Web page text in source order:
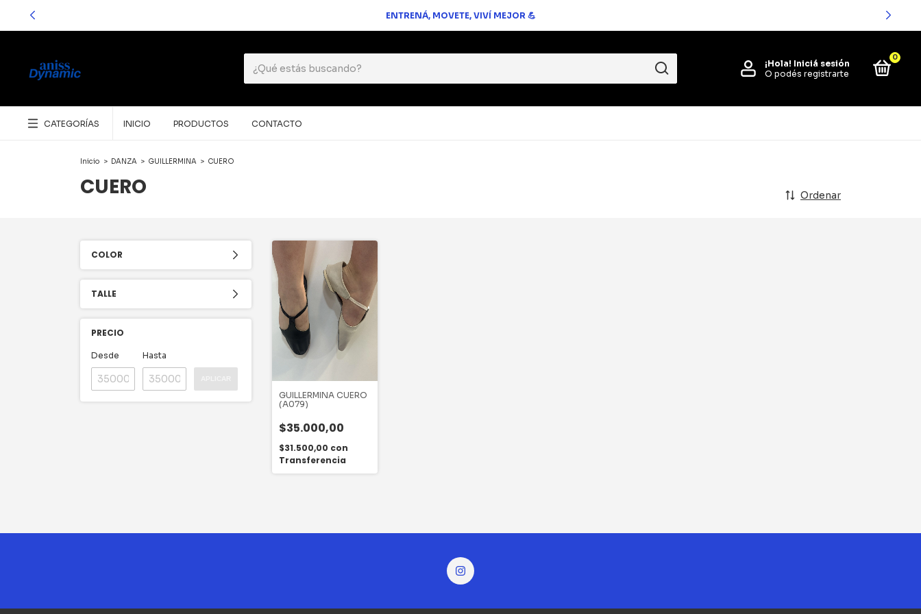
ENTRENÁ, MOVETE, VIVÍ MEJOR 💪
¡Hola! Iniciá sesión
O podés registrarte
0
CATEGORÍAS INICIO PRODUCTOS CONTACTO
Inicio > DANZA > GUILLERMINA > CUERO
CUERO Ordenar
COLOR
TALLE
PRECIO
Desde Hasta
GUILLERMINA CUERO
(A079)
$35.000,00
$31.500,00 con
Transferencia